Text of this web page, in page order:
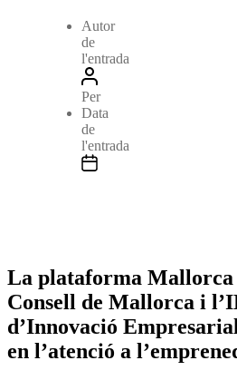
Autor
de
l'entrada
Per
Data
de
l'entrada
La plataforma Mallorca
Consell de Mallorca i
d’Innovació
en l’atenció a